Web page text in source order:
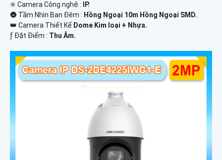
✳️ Camera Công nghệ :
IP.
🌚 Tầm Nhìn Ban Đêm : Hồng Ngoại 10m Hồng Ngoại SMD.
👑 Camera Thiết Kế Dome Kim loại + Nhựa.
️ƒ Đặt Điểm : Thu Âm.